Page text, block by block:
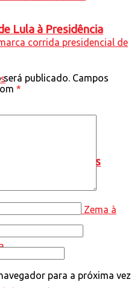
aponta BTG/Nexus
Lula à Presidência
será publicado. Campos
*
para a próxima vez